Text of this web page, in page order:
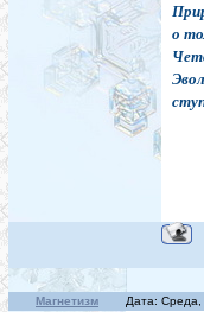
о
Магнетизм Дата: